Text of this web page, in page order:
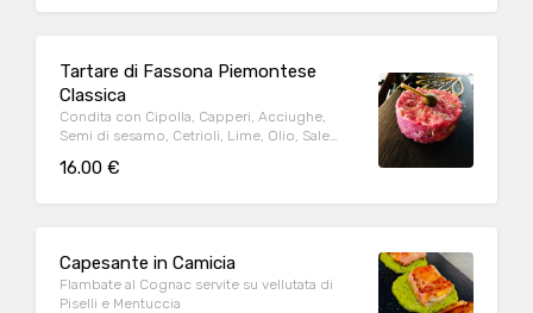
Tartare di Fassona Piemontese
Classica
Condita con Cipolla, Capperi, Acciughe,
Semi di sesamo, Cetrioli, Lime, Olio, Sale
16.00 €
Capesante in Camicia
Flambate al Cognac servite su vellutata di
Piselli e Mentuccia